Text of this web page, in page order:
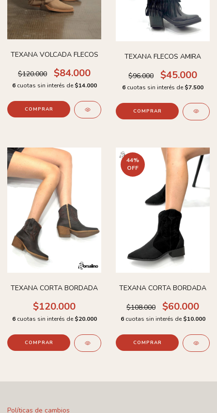
TEXANA VOLCADA FLECOS
$120.000 $84.000
6 cuotas sin interés de $14.000
COMPRAR
TEXANA FLECOS AMIRA
$96.000 $45.000
6 cuotas sin interés de $7.500
COMPRAR
TEXANA CORTA BORDADA
$120.000
6 cuotas sin interés de $20.000
COMPRAR
44%
OFF
TEXANA CORTA BORDADA
$108.000 $60.000
6 cuotas sin interés de $10.000
COMPRAR
Políticas de cambios